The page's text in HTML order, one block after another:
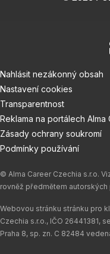
Nahlásit nezákonný obsah
Nastavení cookies
Transparentnost
Reklama na portálech Alma
Zásady ochrany soukromí
Podmínky používání
© Alma Career Czechia s.r.o.
rovněž předmětem autorských
Webovou stránku stránku pro
Czechia s.r.o., IČO 26441381,
Praha 8, sp. zn. C 82484